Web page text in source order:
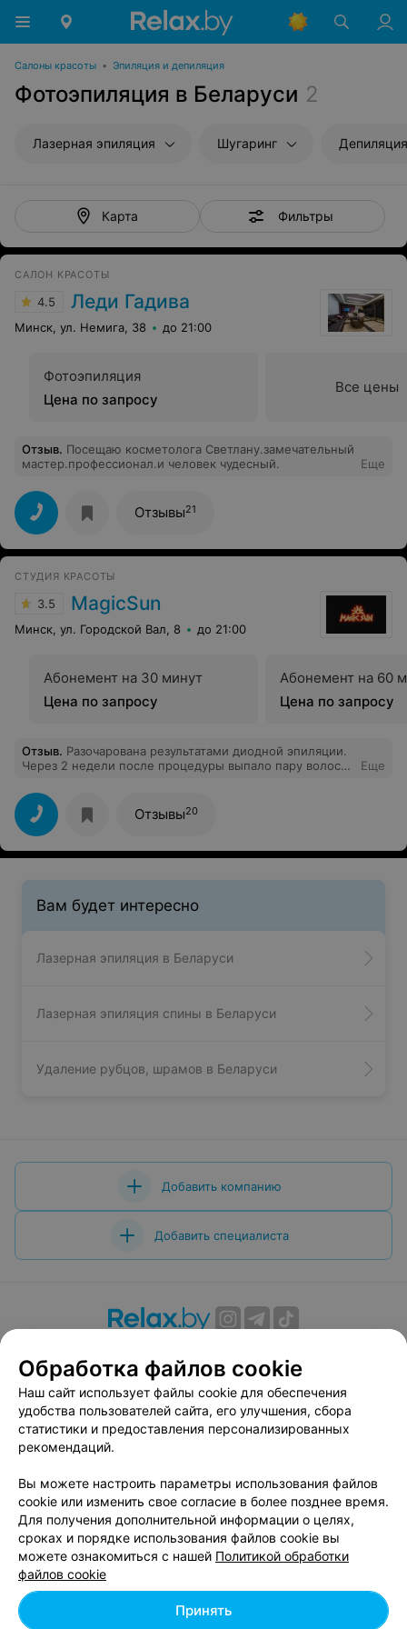
Салоны красоты • Эпиляция и депиляция
Фотоэпиляция в Беларуси 2
Лазерная эпиляция Шугаринг
Карта Фильтры
САЛОН КРАСОТЫ
4.5 Леди Гадива
Минск, ул. Немига, 38 до 21:00
Фотоэпиляция
Цена по запросу
Все цены
Отзыв. Посещаю косметолога Светлану.замечательный
мастер.профессионал.и человек чудесный.
Еще
Отзывы21
СТУДИЯ КРАСОТЫ
3.5 MagicSun
Минск, ул. Городской Вал, 8 до 21:00
Абонемент на 30 минут
Цена по запросу
Абонемент на 60
Цена по запросу
Отзыв. Разочарована результатами диодной эпиляции.
Через 2 недели после процедуры выпало пару волос
. Выбросила деньги. Есть с чем сравнивать - ни в
одном из предыдущих мест такого не было. Результат
всегда был хороший. Решила попробовать этот салон
из-за удобного расположения. И полный ноль в
результате .
Еще
Отзывы20
Вам будет интересно
Лазерная эпиляция в Беларуси
Лазерная эпиляция спины в Беларуси
Удаление рубцов, шрамов в Беларуси
Добавить компанию
Добавить специалиста
Вакансии
Публичный договор
Способы оплаты
Публичный договор по использованию сервиса
«Афиша»
Пользовательское соглашение
Связаться по вопросам сотрудничества
Написать руководителю relax.by
Персональные настройки cookie
Обработка персональных данных
Обработка файлов cookie
Наш сайт использует файлы cookie для обеспечения
удобства пользователей сайта, его улучшения, сбора
статистики и предоставления персонализированных
рекомендаций.
Вы можете настроить параметры использования файлов
cookie или изменить свое согласие в более позднее время.
Для получения дополнительной информации о целях,
сроках и порядке использования файлов cookie вы
можете ознакомиться с нашей Политикой обработки
файлов cookie
Принять